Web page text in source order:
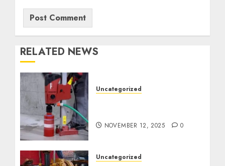
RELATED NEWS
Uncategorized
NOVEMBER 12, 2025 0
Uncategorized